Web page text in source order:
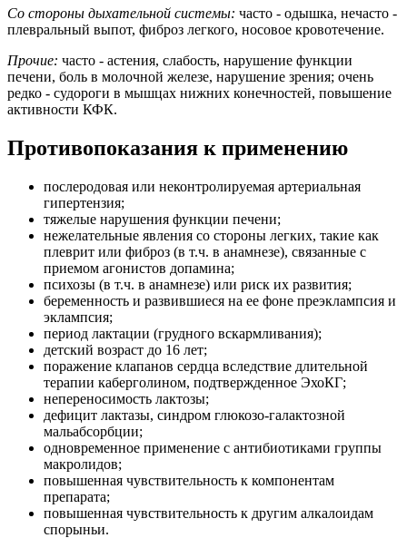
Со стороны дыхательной системы: часто - одышка, нечасто -
плевральный выпот, фиброз легкого, носовое кровотечение.
Прочие: часто - астения, слабость, нарушение функции
печени, боль в молочной железе, нарушение зрения; очень
редко - судороги в мышцах нижних конечностей, повышение
активности КФК.
Противопоказания к применению
послеродовая или неконтролируемая артериальная
гипертензия;
тяжелые нарушения функции печени;
нежелательные явления со стороны легких, такие как
плеврит или фиброз (в т.ч. в анамнезе), связанные с
приемом агонистов допамина;
психозы (в т.ч. в анамнезе) или риск их развития;
беременность и развившиеся на ее фоне преэклампсия и
эклампсия;
период лактации (грудного вскармливания);
детский возраст до 16 лет;
поражение клапанов сердца вследствие длительной
терапии каберголином, подтвержденное ЭхоКГ;
непереносимость лактозы;
дефицит лактазы, синдром глюкозо-галактозной
мальабсорбции;
одновременное применение с антибиотиками группы
макролидов;
повышенная чувствительность к компонентам
препарата;
повышенная чувствительность к другим алкалоидам
спорыньи.